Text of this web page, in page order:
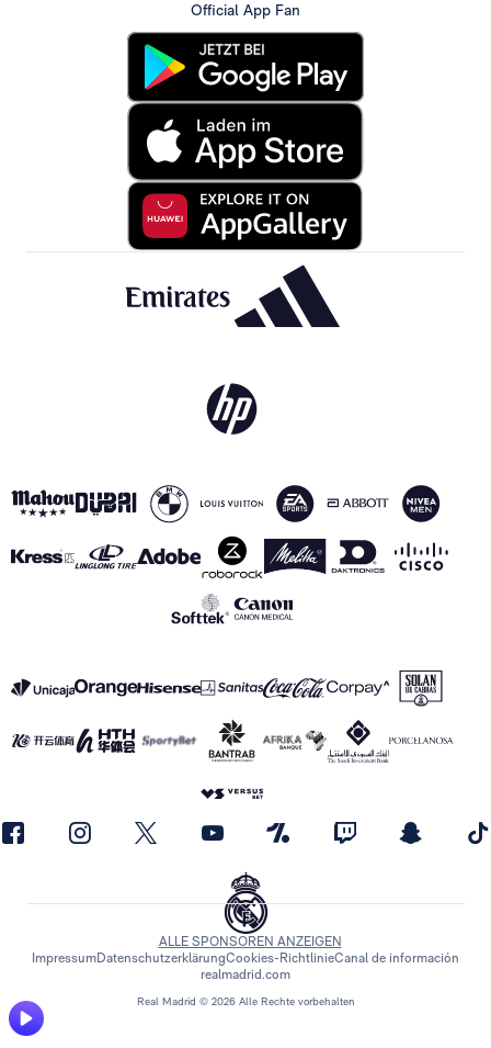
Official App Fan
Real Madrid © 2026 Alle Rechte vorbehalten
ALLE SPONSOREN ANZEIGEN
ImpressumDatenschutzerklärungCookies-RichtlinieCanal de información
realmadrid.com